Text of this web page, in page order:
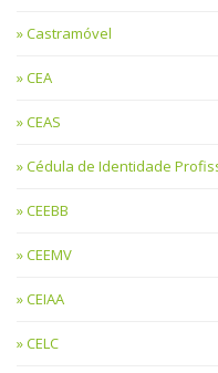
Castramóvel
CEA
CEAS
Cédula de Identidade
CEEBB
CEEMV
CEIAA
CELC